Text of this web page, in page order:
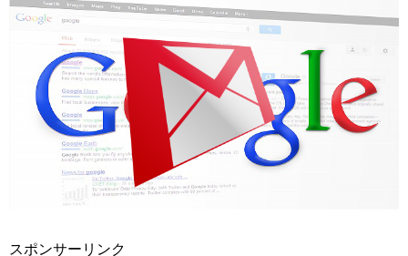
スポンサーリンク